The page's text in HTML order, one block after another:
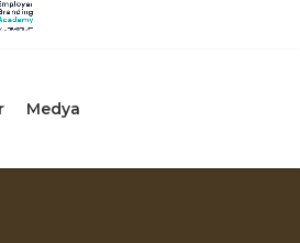
Medya